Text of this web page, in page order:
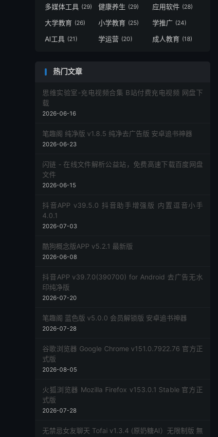
多媒体工具 (29) 健康养生 (29) 应用软件 (28)
大学教育 (26) 小学教育 (25) 学推广 (24)
AI工具 (21) 学运营 (20) 成人教育 (18)
热门文章
思维实验室-充电视频合集 B站付费充电视频 网盘下
载
2026-06-16
笔趣阁 纯净版 v1.8.5 纯净去广告版 安卓追书神器
2026-06-23
闪链 - 在线文件解析公益站，免费高速下载百度网盘
文件
2026-06-15
抖音APP v39.5.0 抖音助手增强版 内置逗音小手
4.0.1
2026-07-03
酷狗概念版APP v5.2.1 最新版
2026-06-08
抖音APP v39.7.0(390700) for Android 去广告无水
印纯净版
2026-07-20
笔趣阁 蓝色版 v5.0.0 会员解锁版 安卓追书神器
2026-07-28
谷歌浏览器 Google Chrome v151.0.7922.76 官方正
式版
2026-08-05
火狐浏览器 Mozilla Firefox v153.0.1 Stable 官方正
式版
2026-07-28
无禁忌女友聊天 Tofai v1.3.4 (原奶糖AI）无限制版 無